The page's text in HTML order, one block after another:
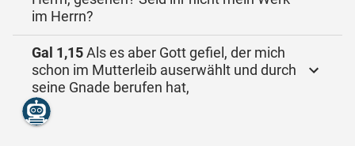
im Herrn?
Gal 1,15Als es aber Gott gefiel, der mich
schon im Mutterleib auserwählt und durch
seine Gnade berufen hat,